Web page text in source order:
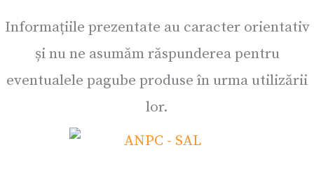
Informațiile prezentate au caracter orientativ
și nu ne asumăm răspunderea pentru
eventualele pagube produse în urma utilizării
lor.